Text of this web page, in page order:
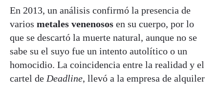
En 2013, un análisis confirmó la presencia de
varios metales venenosos en su cuerpo, por lo
que se descartó la muerte natural, aunque no se
sabe su el suyo fue un intento autolítico o un
homocidio. La coincidencia entre la realidad y el
cartel de Deadline, llevó a la empresa de alquiler